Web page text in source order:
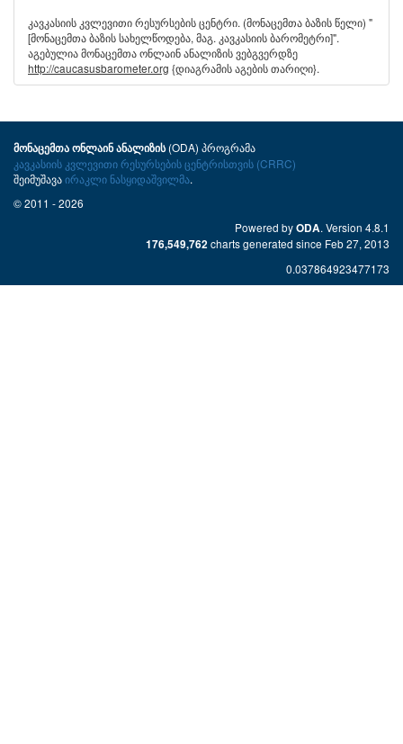
კავკასიის კვლევითი რესურსების ცენტრი. (მონაცემთა ბაზის წელი) "
[მონაცემთა ბაზის სახელწოდება, მაგ. კავკასიის ბარომეტრი]".
აგებულია მონაცემთა ონლაინ ანალიზის ვებგვერდზე
http://caucasusbarometer.org {დიაგრამის აგების თარიღი}.
მონაცემთა ონლაინ ანალიზის(ODA) პროგრამა
კავკასიის კვლევითი რესურსების ცენტრისთვის (CRRC)
შეიმუშავაირაკლი ნასყიდაშვილმა.
© 2011 - 2026
Powered byODA. Version 4.8.1
176,549,762 charts generated since Feb 27, 2013
0.037864923477173